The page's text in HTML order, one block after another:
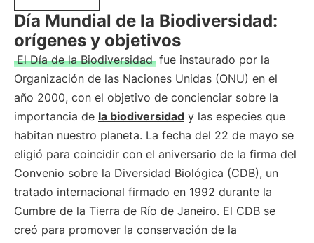
Día Mundial de la Biodiversidad:
orígenes y objetivos
El Día de la Biodiversidad fue instaurado por la
Organización de las Naciones Unidas (ONU) en el
año 2000, con el objetivo de concienciar sobre la
importancia de la biodiversidad y las especies que
habitan nuestro planeta. La fecha del 22 de mayo se
eligió para coincidir con el aniversario de la firma del
Convenio sobre la Diversidad Biológica (CDB), un
tratado internacional firmado en 1992 durante la
Cumbre de la Tierra de Río de Janeiro. El CDB se
creó para promover la conservación de la